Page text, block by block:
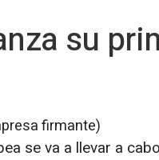
su
firmante)
se va a llevar a